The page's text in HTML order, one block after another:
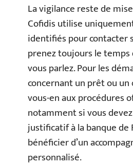
La vigilance reste de
Cofidis utilise
identifiés pour contacter
prenez toujours le
vous parlez. Pour les
concernant un prêt ou
vous-en aux procédures
notamment si vous
justificatif à la banque de
bénéficier d’un
personnalisé.